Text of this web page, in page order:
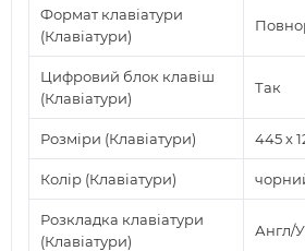
Формат клавіатури
(Клавіатури)
Цифровий блок клавіш
(Клавіатури)
Так
Розміри (Клавіатури) 445 x
Колір (Клавіатури)
Розкладка клавіатури
(Клавіатури)
Англ/